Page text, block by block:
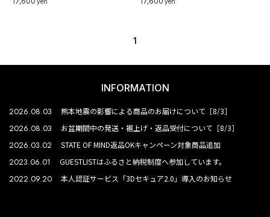
1
INFORMATION
2026.08.03 熊本地震の影響による商品のお届けについて［8/3］
2026.08.03 お盆期間中の発送・裾上げ・返品受付について［8/3］
2026.03.02 STATE OF MIND返品OKキャンペーン対象商品追加
2023.06.01 GUESTLISTはふるさと納税制度へ参加しています。
2022.09.20 本人認証サービス「3Dセキュア2.0」導入のお知らせ